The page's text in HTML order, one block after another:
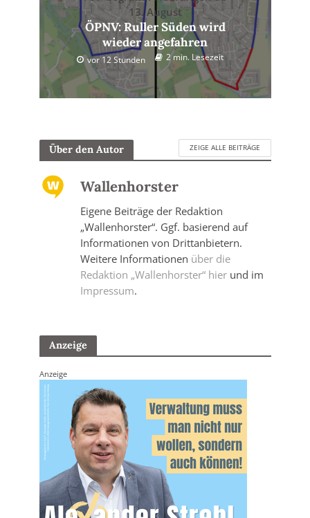
13. August
ÖPNV: Ruller Süden wird
wieder angefahren
vor 12 Stunden 2 min. Lesezeit
Über den Autor ZEIGE ALLE BEITRÄGE
Wallenhorster
Eigene Beiträge der Redaktion
„Wallenhorster“. Ggf. basierend auf
Informationen von Drittanbietern.
Weitere Informationen über die
Redaktion „Wallenhorster“ hierund im
Impressum.
Anzeige
Anzeige